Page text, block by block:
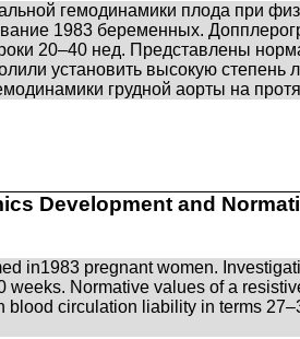
гемодинамики плода при
1983 беременных.
20–40 нед. Представлены
установить высокую степень
грудной аорты на
Development and
in1983 pregnant women.
weeks. Normative values of a
circulation liability in terms